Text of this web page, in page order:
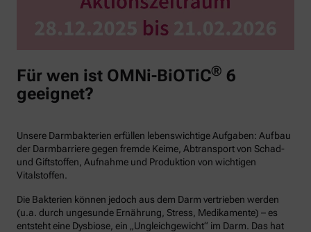
Für wen ist OMNi-BiOTiC® 6
geeignet?
Unsere Darmbakterien erfüllen lebenswichtige Aufgaben: Aufbau
der Darmbarriere gegen fremde Keime, Abtransport von Schad-
und Giftstoffen, Aufnahme und Produktion von wichtigen
Vitalstoffen.
Die Bakterien können jedoch aus dem Darm vertrieben werden
(u.a. durch ungesunde Ernährung, Stress, Medikamente) – es
entsteht eine Dysbiose, ein „Ungleichgewicht“ im Darm. Das hat